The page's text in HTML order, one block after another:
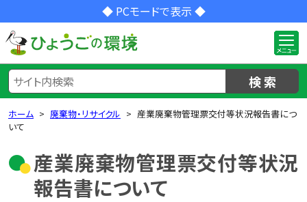
◆ PCモードで表示 ◆
検 索
ホーム 廃棄物・リサイクル
産業廃棄物管理票交付等状況報告書につ
いて
産業廃棄物管理票交付等状況
報告書について